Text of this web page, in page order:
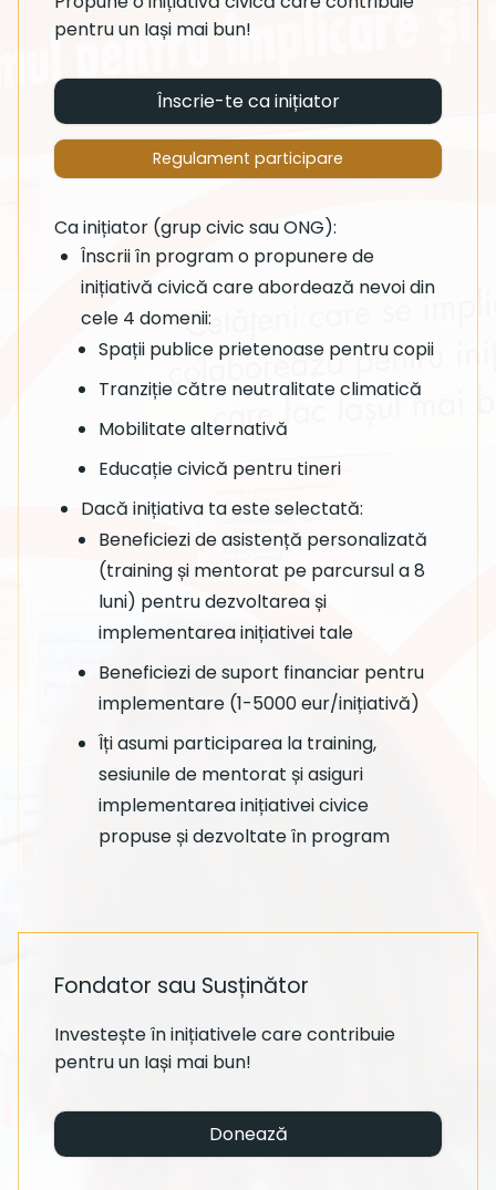
pentru un Iași mai bun!
Înscrie-te ca inițiator
Regulament participare
Ca inițiator (grup civic sau ONG):
Înscrii în program o propunere de
inițiativă civică care abordează nevoi din
cele 4 domenii:
Spații publice prietenoase pentru copii
Tranziție către neutralitate climatică
Mobilitate alternativă
Educație civică pentru tineri
Dacă inițiativa ta este selectată:
Beneficiezi de asistență personalizată
(training și mentorat pe parcursul a 8
luni) pentru dezvoltarea și
implementarea inițiativei tale
Beneficiezi de suport financiar pentru
implementare (1-5000 eur/inițiativă)
Îți asumi participarea la training,
sesiunile de mentorat și asiguri
implementarea inițiativei civice
propuse și dezvoltate în program
Fondator sau Susținător
Investește în inițiativele care contribuie
pentru un Iași mai bun!
Donează